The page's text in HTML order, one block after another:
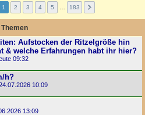
1 2 3 4 5 183
Themen
Aufstocken der Ritzelgröße hin
& welche Erfahrungen habt ihr hier?
09:32
h?
10:09
13:09